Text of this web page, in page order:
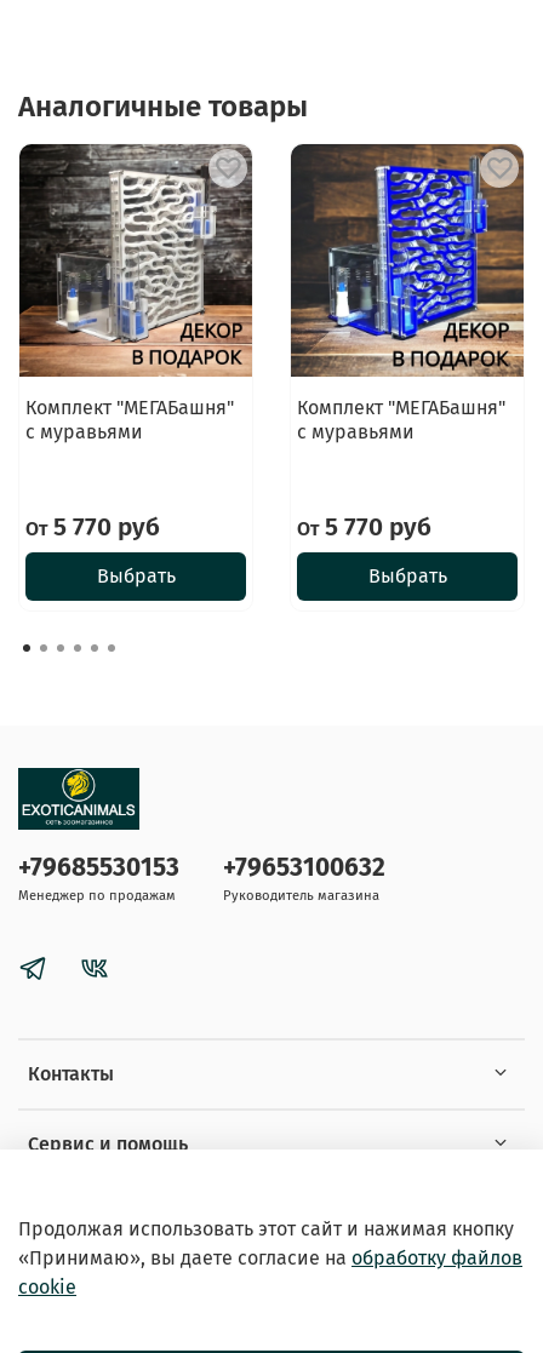
Аналогичные товары
Комплект "МЕГАБашня"
с муравьями
От5 770 руб
Выбрать
Комплект "МЕГАБашня"
с муравьями
От5 770 руб
Выбрать
Контакты
Сервис и помощь
+79685530153
Менеджер по продажам
+79653100632
Руководитель магазина
Продолжая использовать этот сайт и нажимая кнопку
«Принимаю», вы даете согласие на обработку файлов
cookie